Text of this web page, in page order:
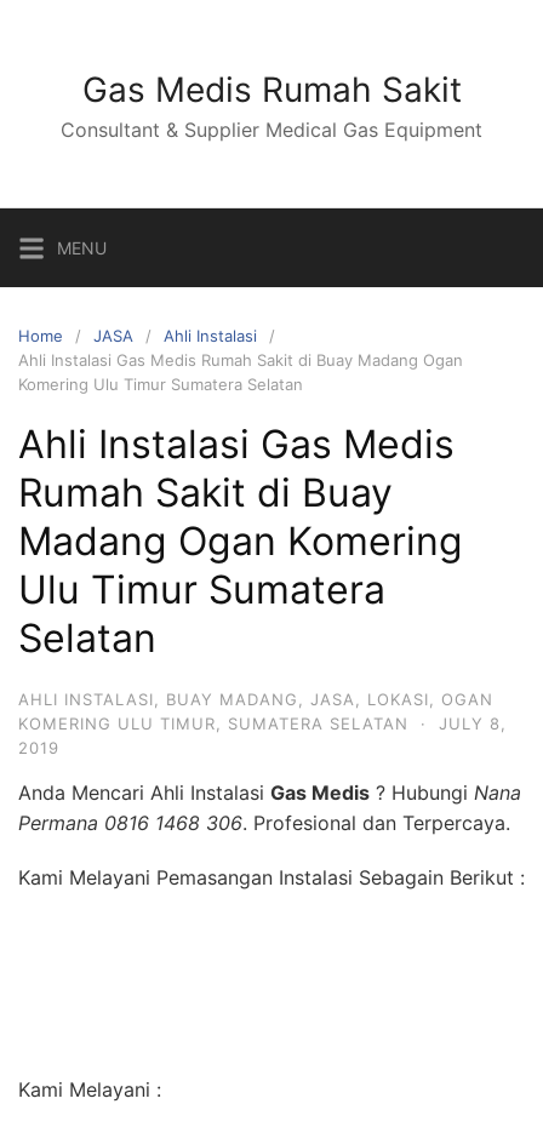
Gas Medis Rumah Sakit
Consultant & Supplier Medical Gas Equipment
MENU
Home JASA
Ahli Instalasi
Ahli Instalasi Gas Medis Rumah Sakit di Buay Madang Ogan
Komering Ulu Timur Sumatera Selatan
Ahli Instalasi Gas Medis
Rumah Sakit di Buay
Madang Ogan Komering
Ulu Timur Sumatera
Selatan
AHLI INSTALASI BUAY MADANG JASA LOKASI
OGAN
KOMERING ULU TIMUR
SUMATERA SELATAN ·
JULY 8,
2019
Anda Mencari Ahli Instalasi Gas Medis ? Hubungi Nana
Permana 0816 1468 306. Profesional dan Terpercaya.
Kami Melayani Pemasangan Instalasi Sebagain Berikut :
Kami Melayani :